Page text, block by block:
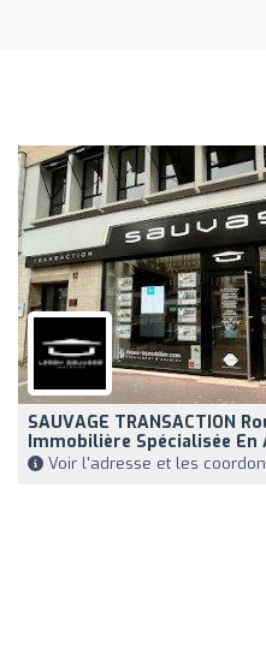
SAUVAGE TRANSACTION
Immobilière Spécialisée
Voir l'adresse et les